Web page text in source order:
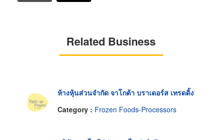
Related Business
ห้างหุ้นส่วนจำกัด จาโกต้า บราเดอร์ส เทรดดิ้ง
Category : Frozen Foods-Processors